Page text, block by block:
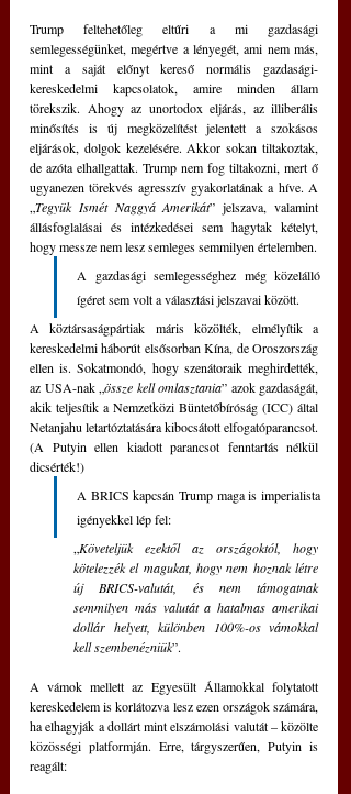
Trump feltehetőleg eltűri a mi gazdasági
semlegességünket, megértve a lényegét, ami nem más,
mint a saját előnyt kereső normális gazdasági-
kereskedelmi kapcsolatok, amire minden állam
törekszik. Ahogy az unortodox eljárás, az illiberális
minősítés is új megközelítést jelentett a szokásos
eljárások, dolgok kezelésére. Akkor sokan tiltakoztak,
de azóta elhallgattak. Trump nem fog tiltakozni, mert ő
ugyanezen törekvés agresszív gyakorlatának a híve. A
„Tegyük Ismét Naggyá Amerikát” jelszava, valamint
állásfoglalásai és intézkedései sem hagytak kételyt,
A gazdasági semlegességhez még közelálló
ígéret sem volt a választási jelszavai között.
A köztársaságpártiak máris közölték, elmélyítik a
kereskedelmi háborút elsősorban Kína, de Oroszország
ellen is. Sokatmondó, hogy szenátoraik meghirdették,
az USA-nak „össze kell omlasztania” azok gazdaságát,
akik teljesítik a Nemzetközi Büntetőbíróság (ICC) által
Netanjahu letartóztatására kibocsátott elfogatóparancsot.
(A Putyin ellen kiadott parancsot fenntartás nélkül
dicsérték!)
A BRICS kapcsán Trump maga is imperialista
igényekkel lép fel:
„ Követeljük ezektől az országoktól, hogy
kötelezzék el magukat, hogy nem hoznak létre
új BRICS-valutát, és nem támogatnak
semmilyen más valutát a hatalmas amerikai
dollár helyett, különben 100%-os vámokkal
kell szembenézniük”.
A vámok mellett az Egyesült Államokkal folytatott
kereskedelem is korlátozva lesz ezen országok számára,
ha elhagyják a dollárt mint elszámolási valutát – közölte
közösségi platformján. Erre, tárgyszerűen, Putyin is
reagált: